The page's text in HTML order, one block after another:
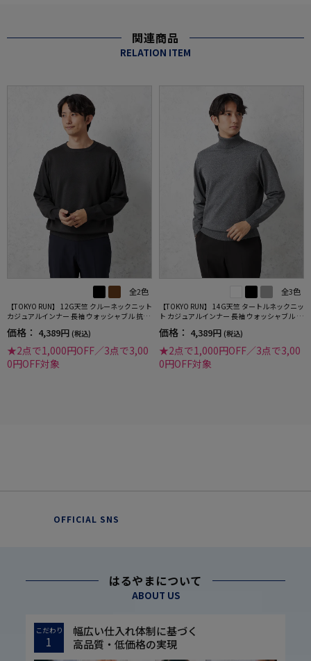
関連商品
RELATION ITEM
全2色
【TOKYO RUN】 12G天竺 クルーネックニット
カジュアルインナー 長袖 ウォッシャブル 抗ピ
価格： 4,389円 (税込)
★2点で1,000円OFF／3点で3,00
0円OFF対象
全3色
【TOKYO RUN】 14G天竺 タートルネックニッ
ト カジュアルインナー 長袖 ウォッシャブル 抗
価格： 4,389円 (税込)
★2点で1,000円OFF／3点で3,00
0円OFF対象
OFFICIAL SNS
はるやまについて
ABOUT US
こだわり
1
幅広い仕入れ体制に基づく
高品質・低価格の実現